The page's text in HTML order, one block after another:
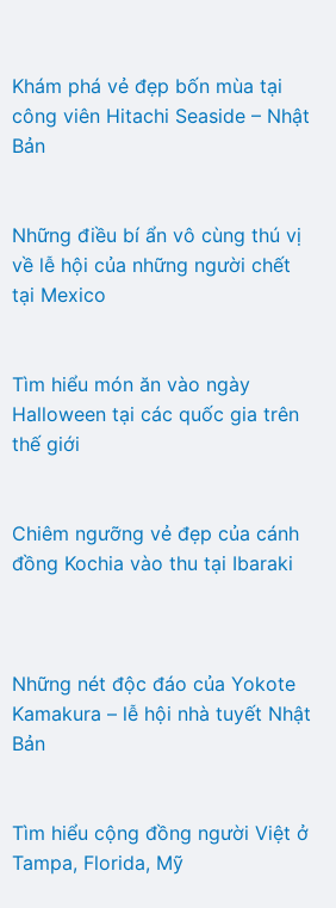
Khám phá vẻ đẹp bốn mùa tại
công viên Hitachi Seaside – Nhật
Bản
Những điều bí ẩn vô cùng thú vị
về lễ hội của những người chết
tại Mexico
Tìm hiểu món ăn vào ngày
Halloween tại các quốc gia trên
thế giới
Chiêm ngưỡng vẻ đẹp của cánh
đồng Kochia vào thu tại Ibaraki
Những nét độc đáo của Yokote
Kamakura – lễ hội nhà tuyết Nhật
Bản
Tìm hiểu cộng đồng người Việt ở
Tampa, Florida, Mỹ